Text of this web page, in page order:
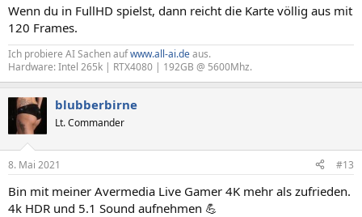
Wenn du in FullHD spielst, dann reicht die Karte völlig aus mit
120 Frames.
Ich probiere AI Sachen aufwww.all-ai.deaus.
Hardware: Intel 265k | RTX4080 | 192GB @ 5600Mhz.
blubberbirne
Lt. Commander
8. Mai 2021 #13
Bin mit meiner Avermedia Live Gamer 4K mehr als zufrieden.
4k HDR und 5.1 Sound aufnehmen 💪